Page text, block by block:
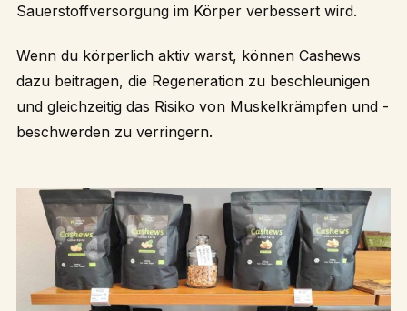
Sauerstoffversorgung im Körper verbessert wird.
Wenn du körperlich aktiv warst, können Cashews
dazu beitragen, die Regeneration zu beschleunigen
und gleichzeitig das Risiko von Muskelkrämpfen und -
beschwerden zu verringern.